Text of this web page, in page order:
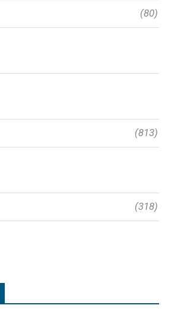
(80)
(813)
(318)